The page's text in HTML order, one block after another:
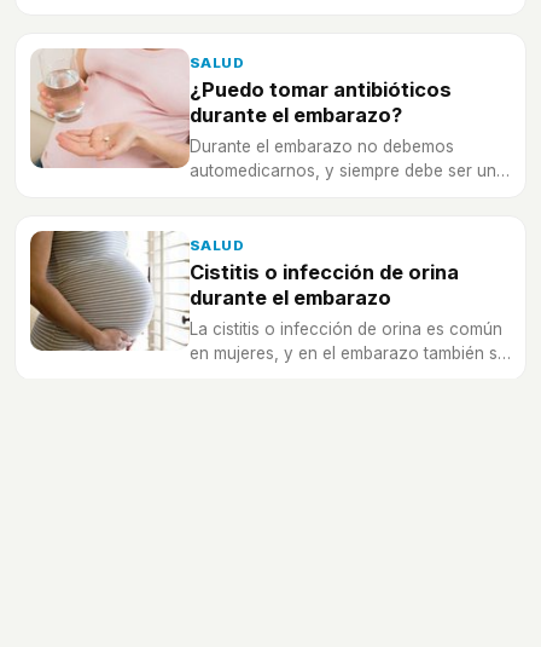
SALUD
¿Puedo tomar antibióticos
durante el embarazo?
Durante el embarazo no debemos
automedicarnos, y siempre debe ser un
estado.
SALUD
Cistitis o infección de orina
durante el embarazo
La cistitis o infección de orina es común
en mujeres, y en el embarazo también se